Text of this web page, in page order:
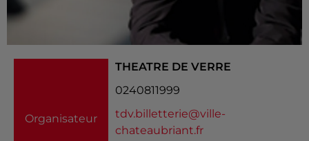
Organisateur
THEATRE DE VERRE
0240811999
tdv.billetterie@ville-
chateaubriant.fr